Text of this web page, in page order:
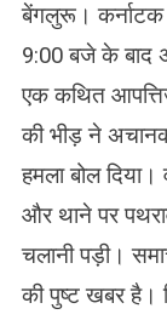
बेंगलुरू। कर्नाटक
9:00 बजे के बाद
एक कथित
की भीड़ ने
हमला बोल
और थाने पर
चलानी पड़ी।
की पुष्ट खबर है।